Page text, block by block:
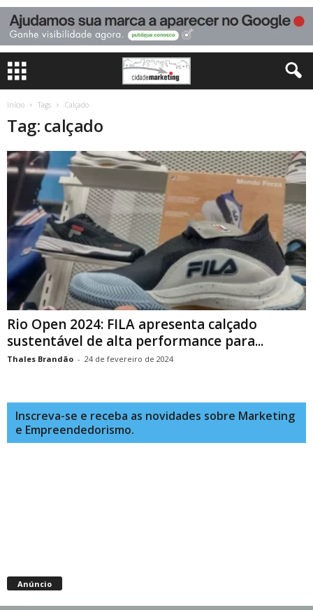
Início Tags Calçado
Tag: calçado
Rio Open 2024: FILA apresenta calçado
sustentável de alta performance para...
Thales Brandão - 24 de fevereiro de 2024
Inscreva-se e receba as novidades sobre Marketing
e Empreendedorismo.
Anúncio